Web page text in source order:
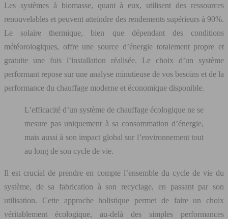
Les systèmes à biomasse, quant à eux, utilisent des ressources
renouvelables et peuvent atteindre des rendements supérieurs à 90%.
Le solaire thermique, bien que dépendant des conditions
météorologiques, offre une source d’énergie totalement propre et
gratuite une fois l’installation réalisée. Le choix d’un système
performant repose sur une analyse minutieuse de vos besoins et de la
performance du chauffage moderne et économique disponible.
L’efficacité d’un système de chauffage écologique ne se
mesure pas uniquement à sa consommation d’énergie,
mais aussi à son impact global sur l’environnement tout
au long de son cycle de vie.
Il est crucial de prendre en compte l’ensemble du cycle de vie du
système, de sa fabrication à son recyclage, en passant par son
utilisation. Cette approche holistique permet de faire un choix
véritablement écologique, au-delà des simples performances